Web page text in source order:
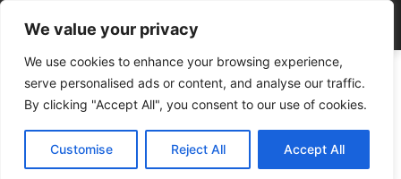
We value your privacy
We use cookies to enhance your browsing experience,
serve personalised ads or content, and analyse our traffic.
By clicking "Accept All", you consent to our use of cookies.
Customise Reject All Accept All
Tags Έλενα Ευσταθίου
Tag:Έλενα Ευσταθίου